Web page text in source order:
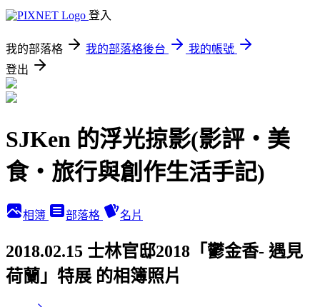
登入
我的部落格 我的部落格後台
我的帳號
登出
SJKen 的浮光掠影(影評‧美
食‧旅行與創作生活手記)
相簿 部落格 名片
2018.02.15 士林官邸2018「鬱金香- 遇見
荷蘭」特展 的相簿照片